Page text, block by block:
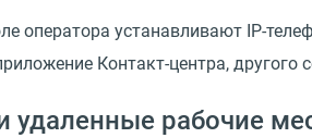
оператора устанавливают IP-
Контакт-центра,
удаленные рабочие